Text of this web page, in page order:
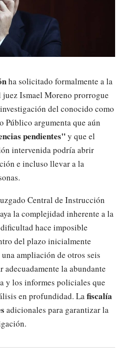
ha solicitado formalmente a la
Ismael Moreno prorrogue
del conocido como
Público argumenta que aún
pendientes" y que el
intervenida podría abrir
e incluso llevar a la
Central de Instrucción
la complejidad inherente a la
hace imposible
del plazo inicialmente
ampliación de otros seis
adecuadamente la abundante
y los informes policiales que
en profundidad. Lafiscalía
adicionales para garantizar la